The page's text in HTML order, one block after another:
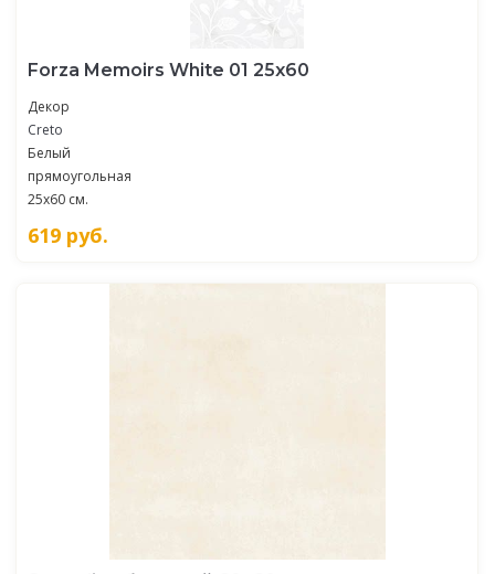
Forza Memoirs White 01 25х60
Декор
Creto
Белый
прямоугольная
25x60 см.
619 руб.